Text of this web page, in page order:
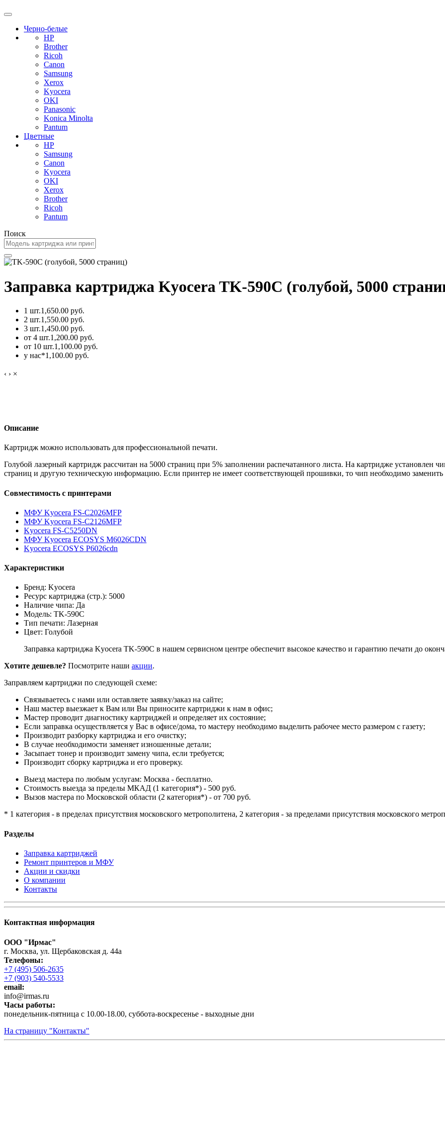
Черно-белые
HP
Brother
Ricoh
Canon
Samsung
Xerox
Kyocera
OKI
Panasonic
Konica Minolta
Pantum
Цветные
HP
Samsung
Canon
Kyocera
OKI
Xerox
Brother
Ricoh
Pantum
Поиск
Заправка картриджа Kyocera TK-590C (голубой, 5000
1 шт.1,650.00 руб.
2 шт.1,550.00 руб.
3 шт.1,450.00 руб.
от 4 шт.1,200.00 руб.
от 10 шт.1,100.00 руб.
у нас*1,100.00 руб.
‹ › ×
Описание
Картридж можно использовать для профессиональной печати.
Голубой лазерный картридж рассчитан на 5000 страниц при 5% заполнении распечатанного листа. На картридже установлен
страниц и другую техническую информацию. Если принтер не имеет соответствующей прошивки, то чип необходимо заменить
Совместимость с принтерами
МФУ Kyocera FS-C2026MFP
МФУ Kyocera FS-C2126MFP
Kyocera FS-C5250DN
МФУ Kyocera ECOSYS M6026CDN
Kyocera ECOSYS P6026cdn
Характеристики
Бренд: Kyocera
Ресурс картриджа (стр.): 5000
Наличие чипа: Да
Модель: TK-590C
Тип печати: Лазерная
Цвет: Голубой
Заправка картриджа Kyocera TK-590C в нашем сервисном центре обеспечит высокое качество и гарантию печати до
Хотите дешевле? Посмотрите наши акции.
Заправляем картриджи по следующей схеме:
Связываетесь с нами или оставляете заявку/заказ на сайте;
Наш мастер выезжает к Вам или Вы приносите картриджи к нам в офис;
Мастер проводит диагностику картриджей и определяет их состояние;
Если заправка осуществляется у Вас в офисе/дома, то мастеру необходимо выделить рабочее место размером с газету;
Производит разборку картриджа и его очистку;
В случае необходимости заменяет изношенные детали;
Засыпает тонер и производит замену чипа, если требуется;
Производит сборку картриджа и его проверку.
Выезд мастера по любым услугам: Москва - бесплатно.
Стоимость выезда за пределы МКАД (1 категория*) - 500 руб.
Вызов мастера по Московской области (2 категория*) - от 700 руб.
* 1 категория - в пределах присутствия московского метрополитена, 2 категория - за пределами присутствия московского
Разделы
Заправка картриджей
Ремонт принтеров и МФУ
Акции и скидки
О компании
Контакты
Контактная информация
ООО "Ирмас"
г. Москва, ул. Щербаковская д. 44а
Телефоны:
+7 (495) 506-2635
+7 (903) 540-5533
email:
infо@irmas.ru
Часы работы:
понедельник-пятница с 10.00-18.00, суббота-воскресенье - выходные дни
На страницу "Контакты"